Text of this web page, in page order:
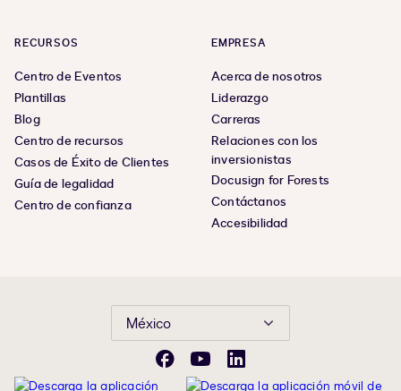
RECURSOS
Centro de Eventos
Plantillas
Blog
Centro de recursos
Casos de Éxito de Clientes
Guía de legalidad
Centro de confianza
EMPRESA
Acerca de nosotros
Liderazgo
Carreras
Relaciones con los
inversionistas
Docusign for Forests
Contáctanos
Accesibilidad
México
FacebookYouTubeLinkedIn